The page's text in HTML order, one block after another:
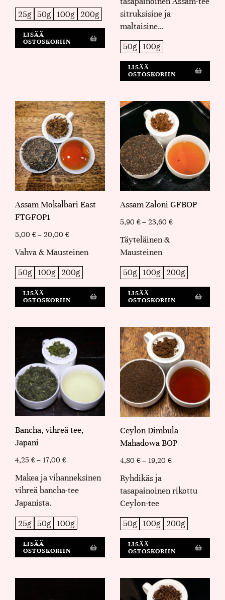
25g 50g 100g 200g
LISÄÄ
OSTOSKORIIN
50g 100g
sitruksisine ja
maltaisine…
LISÄÄ
OSTOSKORIIN
50g 100g 200g
Assam Mokalbari East
FTGFOP1
5,00 € – 20,00 €
Vahva & Mausteinen
LISÄÄ
OSTOSKORIIN
50g 100g 200g
Assam Zaloni GFBOP
5,90 € – 23,60 €
Täyteläinen &
Mausteinen
LISÄÄ
OSTOSKORIIN
25g 50g 100g
Bancha, vihreä tee,
Japani
4,25 € – 17,00 €
Makea ja vihanneksinen
vihreä bancha-tee
Japanista.
LISÄÄ
OSTOSKORIIN
50g 100g 200g
Ceylon Dimbula
Mahadowa BOP
4,80 € – 19,20 €
Ryhdikäs ja
tasapainoinen rikottu
Ceylon-tee
LISÄÄ
OSTOSKORIIN